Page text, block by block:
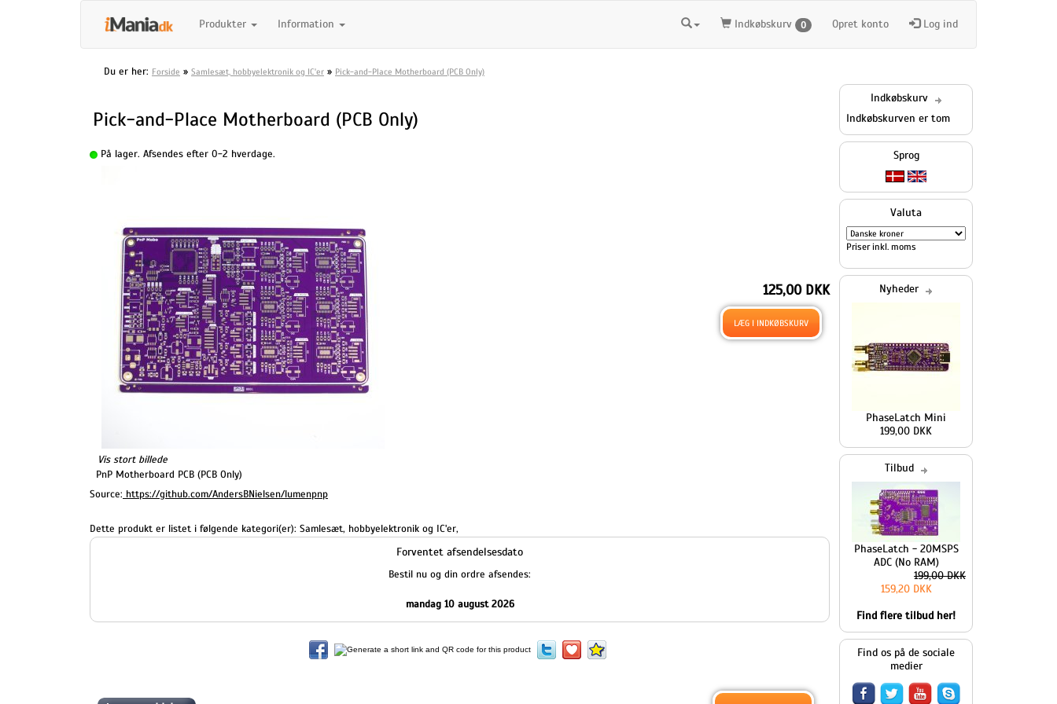
Produkter Information Indkøbskurv 0 Opret konto Log ind
Du er her: Forside » Samlesæt, hobbyelektronik og IC'er » Pick-and-Place Motherboard (PCB Only)
Pick-and-Place Motherboard (PCB Only)
På lager. Afsendes efter 0-2 hverdage.
Vis stort billede
125,00 DKK
PnP Motherboard PCB (PCB Only)
Source: https://github.com/AndersBNielsen/lumenpnp
Dette produkt er listet i følgende kategori(er): Samlesæt, hobbyelektronik og IC'er,
Forventet afsendelsesdato
Bestil nu og din ordre afsendes:
mandag 10 august 2026
Indkøbskurv
Indkøbskurven er tom
Sprog
Valuta
Priser inkl. moms
Nyheder
PhaseLatch Mini
199,00 DKK
Tilbud
PhaseLatch - 20MSPS
ADC (No RAM)
199,00 DKK
159,20 DKK
Find flere tilbud her!
Find os på de sociale
medier